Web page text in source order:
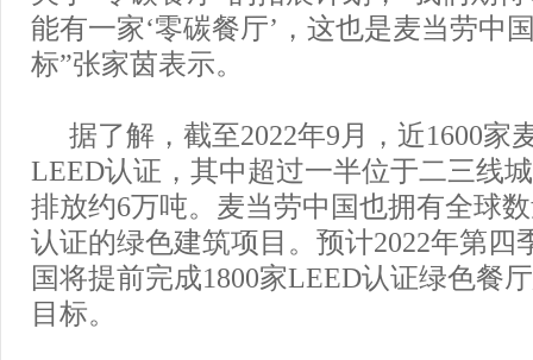
能有一家‘零碳餐厅’，这也是麦当劳中
标”张家茵表示。
据了解，截至2022年9月，近1600家
LEED认证，其中超过一半位于二三线
排放约6万吨。麦当劳中国也拥有全球
认证的绿色建筑项目。预计2022年第四
国将提前完成1800家LEED认证绿色餐
目标。